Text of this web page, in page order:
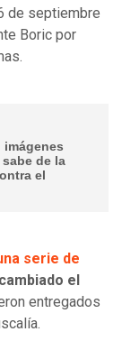
de septiembre
Boric por
de la
el
serie de
el
entregados